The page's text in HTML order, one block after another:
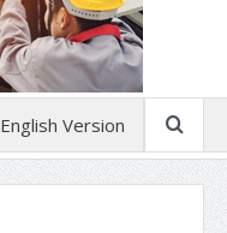
English Version